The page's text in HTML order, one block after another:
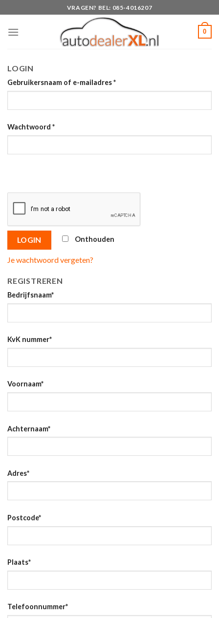
to
content
VRAGEN? BEL: 085-4016207
0
LOGIN
Gebruikersnaam of e-mailadres*
Wachtwoord *
LOGIN Onthouden
Je wachtwoord vergeten?
REGISTREREN
Bedrijfsnaam*
KvK nummer*
Voornaam*
Achternaam*
Adres*
Postcode*
Plaats*
Telefoonnummer*